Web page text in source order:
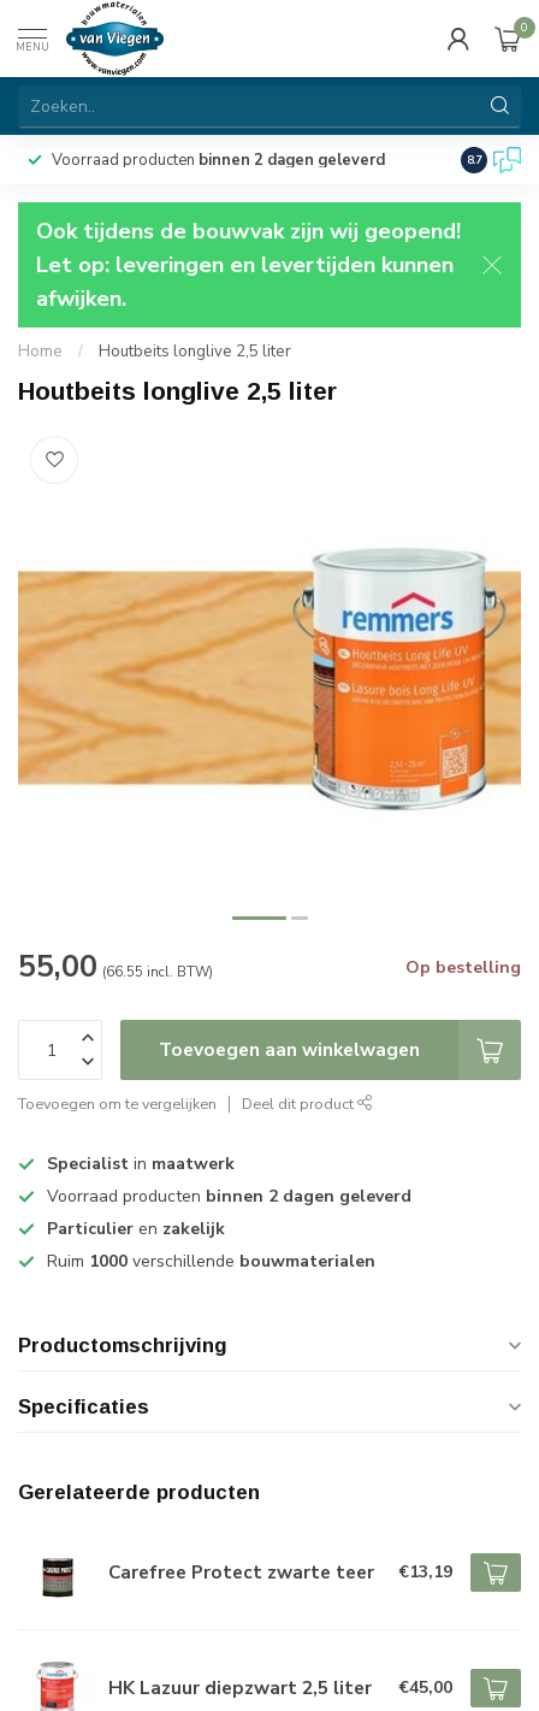
MENU
0
Voorraad producten binnen 2 dagen geleverd 8.7
Ook tijdens de bouwvak zijn wij geopend!
Let op: leveringen en levertijden kunnen
afwijken.
Home / Houtbeits longlive 2,5 liter
Houtbeits longlive 2,5 liter
55,00 (66.55 incl. BTW) Op bestelling
Toevoegen aan winkelwagen
Toevoegen om te vergelijken Deel dit product
Specialist in maatwerk
Voorraad producten binnen 2 dagen geleverd
Particulier en zakelijk
Ruim 1000 verschillende bouwmaterialen
Productomschrijving
Specificaties
Gerelateerde producten
Carefree Protect zwarte teer €13,19
HK Lazuur diepzwart 2,5 liter €45,00